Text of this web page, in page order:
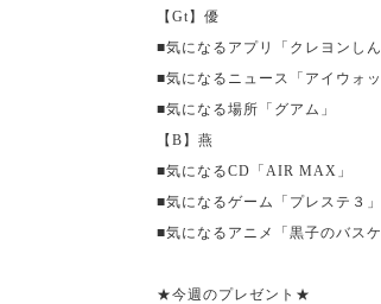
【 Gt 】優
■気になるアプリ「クレヨンしん
■気になるニュース「アイウォッ
■気になる場所「グアム」
【 B 】燕
■気になるCD 「 AIR MAX 」
■気になるゲーム「プレステ３」
■気になるアニメ「黒子のバスケ
★今週のプレゼント★